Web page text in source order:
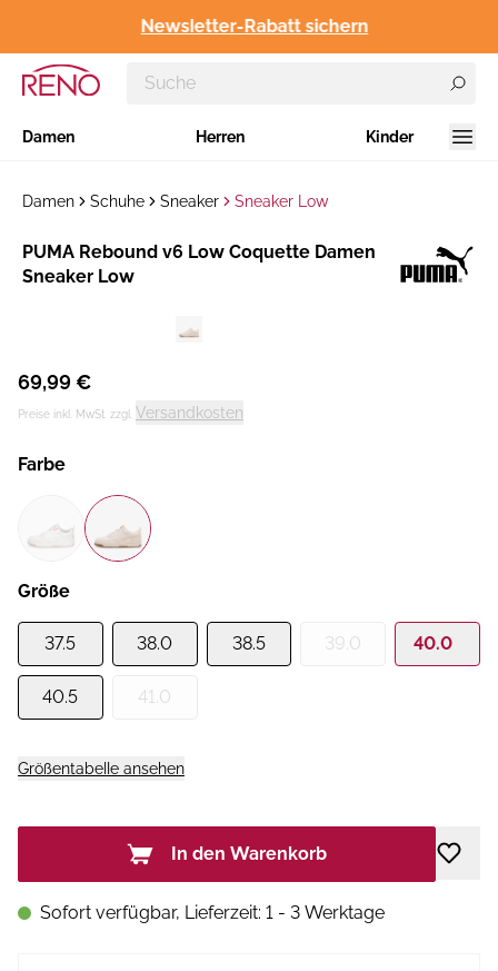
Newsletter-Rabatt sichern
Damen Herren Kinder
Damen Schuhe Sneaker Sneaker Low
Hersteller:
​PUMA Rebound v6 Low Coquette Damen
Sneaker Low
69,99 €
Preise inkl. MwSt. zzgl. Versandkosten
Farbe
Größe
37.5 38.0 38.5 39.0 40.0
40.5 41.0
Größentabelle ansehen
In den Warenkorb
Sofort verfügbar, Lieferzeit: 1 - 3 Werktage